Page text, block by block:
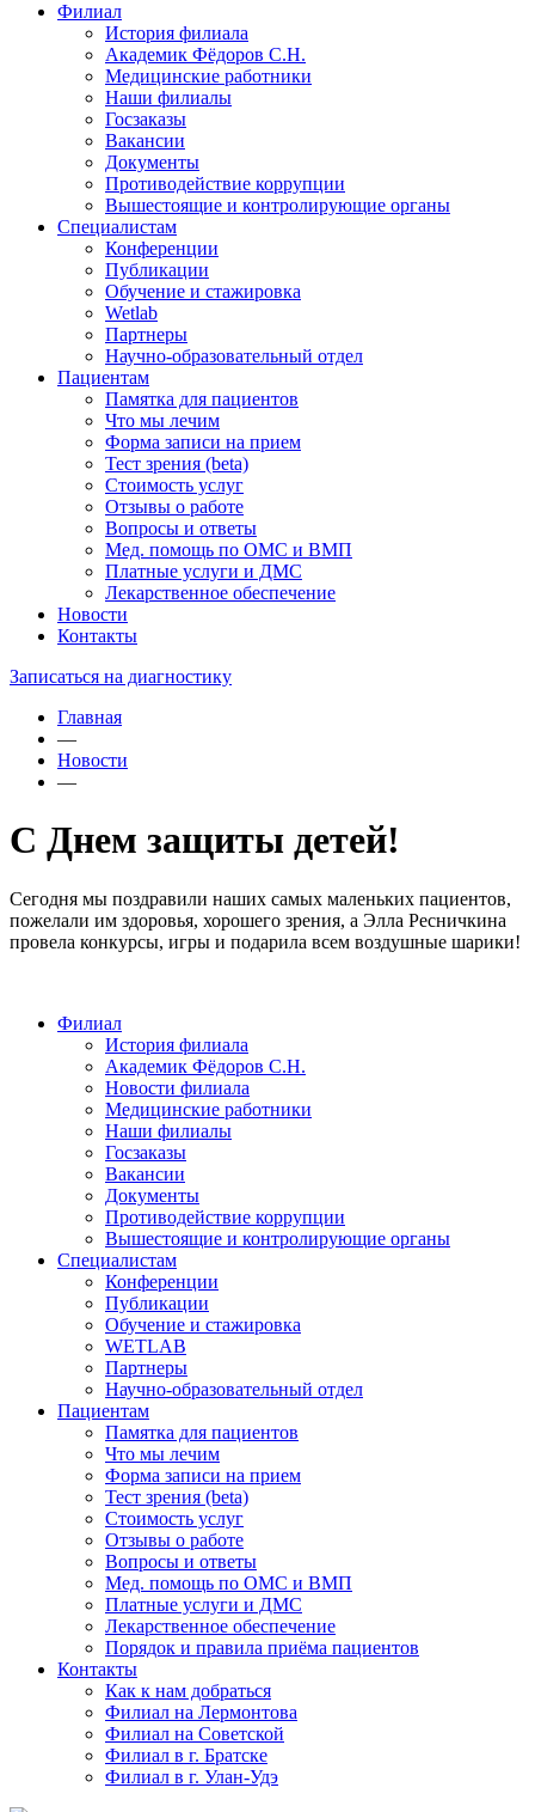
Филиал
История филиала
Академик Фёдоров С.Н.
Медицинские работники
Наши филиалы
Госзаказы
Вакансии
Документы
Противодействие коррупции
Вышестоящие и контролирующие органы
Специалистам
Конференции
Публикации
Обучение и стажировка
Wetlab
Партнеры
Научно-образовательный отдел
Пациентам
Памятка для пациентов
Что мы лечим
Форма записи на прием
Тест зрения (beta)
Стоимость услуг
Отзывы о работе
Вопросы и ответы
Мед. помощь по ОМС и ВМП
Платные услуги и ДМС
Лекарственное обеспечение
Новости
Контакты
Записаться на диагностику
Главная
—
Новости
—
С Днем защиты детей!
Сегодня мы поздравили наших самых маленьких пациентов,
пожелали им здоровья, хорошего зрения, а Элла Ресничкина
провела конкурсы, игры и подарила всем воздушные шарики!
Филиал
История филиала
Академик Фёдоров С.Н.
Новости филиала
Медицинские работники
Наши филиалы
Госзаказы
Вакансии
Документы
Противодействие коррупции
Вышестоящие и контролирующие органы
Специалистам
Конференции
Публикации
Обучение и стажировка
WETLAB
Партнеры
Научно-образовательный отдел
Пациентам
Памятка для пациентов
Что мы лечим
Форма записи на прием
Тест зрения (beta)
Стоимость услуг
Отзывы о работе
Вопросы и ответы
Мед. помощь по ОМС и ВМП
Платные услуги и ДМС
Лекарственное обеспечение
Порядок и правила приёма пациентов
Контакты
Как к нам добраться
Филиал на Лермонтова
Филиал на Советской
Филиал в г. Братске
Филиал в г. Улан-Удэ